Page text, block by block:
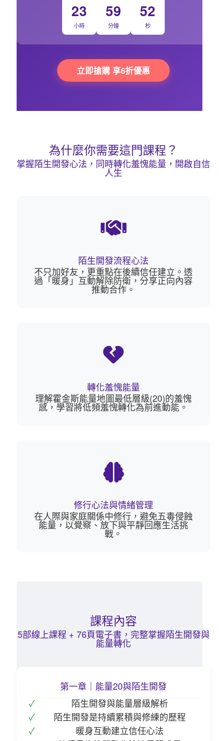
23
小時
59
分鐘
54
秒
立即搶購 享6折優惠
為什麼你需要這門課程？
掌握陌生開發心法，同時轉化羞愧能量，開啟自信
人生
陌生開發流程心法
不只加好友，更重點在後續信任建立。透
過「暖身」互動解除防衛，分享正向內容
推動合作。
轉化羞愧能量
理解霍金斯能量地圖最低層級(20)的羞愧
感，學習將低頻羞愧轉化為前進動能。
修行心法與情緒管理
在人際與家庭關係中修行，避免五毒侵蝕
能量，以覺察、放下與平靜回應生活挑
戰。
課程內容
5部線上課程 + 76頁電子書，完整掌握陌生開發與
能量轉化
第一章｜能量20與陌生開發
陌生開發與能量層級解析
陌生開發是持續累積與修練的歷程
暖身互動建立信任心法